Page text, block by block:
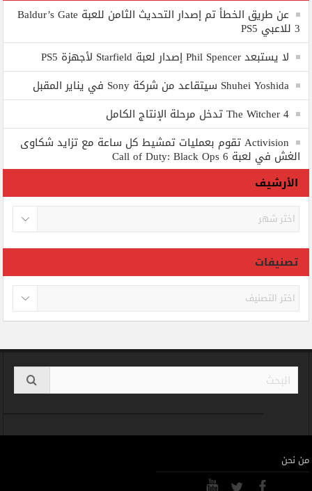
عن طريق الخطأ تم إصدار التحديث الثامن للعبة Baldur’s Gate
3 للاعبي PS5
لا يستبعد Phil Spencer إصدار لعبة Starfield لأجهزة PS5
Shuhei Yoshida سيتقاعد من شركة Sony في يناير المقبل
The Witcher 4 تدخل مرحلة الإنتاج الكامل
Activision تقوم بعمليات تمشيط كل ساعة مع تزايد شكاوى
الغش في لعبة Call of Duty: Black Ops 6
الأرشيف
الأرشيف
تصنيفات
تصنيفات
من نحن